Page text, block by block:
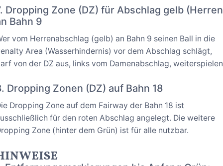
Dropping Zone (DZ) für Abschlag gelb
Bahn 9
vom Herrenabschlag (gelb) an Bahn 9 seinen Ball in die
Area (Wasserhindernis) vor dem Abschlag schlägt,
von der DZ aus, links vom Damenabschlag,
Dropping Zonen (DZ) auf Bahn 18
Dropping Zone auf dem Fairway der Bahn 18 ist
für den roten Abschlag angelegt. Die weitere
Zone (hinter dem Grün) ist für alle nutzbar.